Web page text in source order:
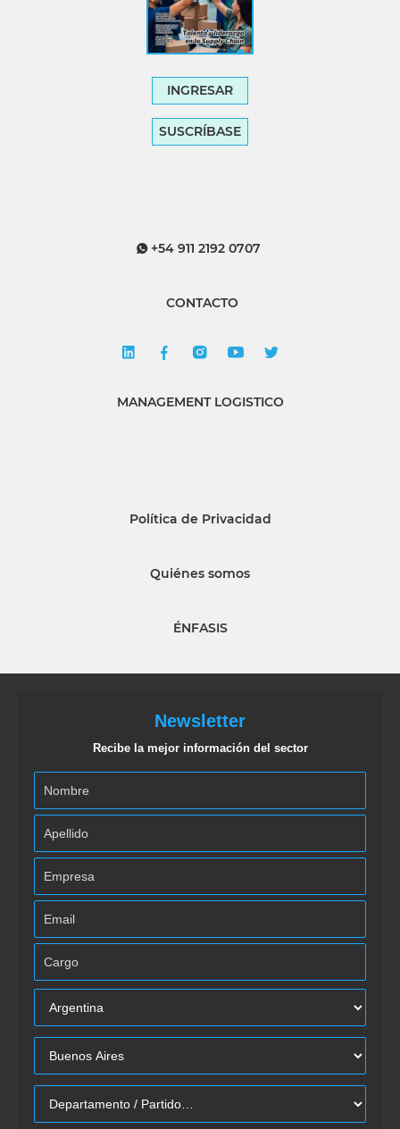
INGRESAR
SUSCRÍBASE
+54 911 2192 0707
CONTACTO
MANAGEMENT LOGISTICO
Política de Privacidad
Quiénes somos
ÉNFASIS
Newsletter
Recibe la mejor información del sector